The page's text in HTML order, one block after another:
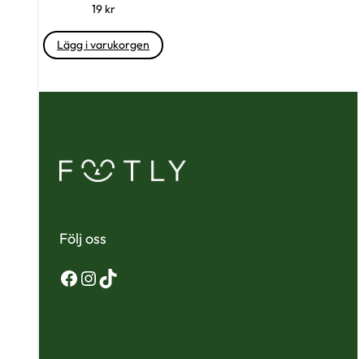
19 kr
Lägg i varukorgen
Följ oss
Facebook
Instagram
TikTok